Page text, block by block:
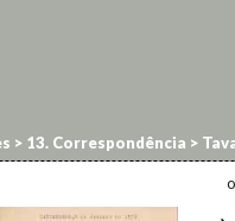
> 13. Correspondência >